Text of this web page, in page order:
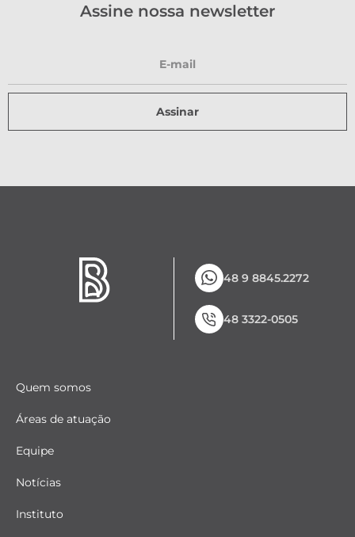
Assine nossa newsletter
Assinar
48 9 8845.2272
48 3322-0505
Quem somos
Áreas de atuação
Equipe
Notícias
Instituto